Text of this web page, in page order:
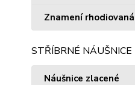
Znamení rhodiovaná
STŘÍBRNÉ NÁUŠNICE
Náušnice zlacené